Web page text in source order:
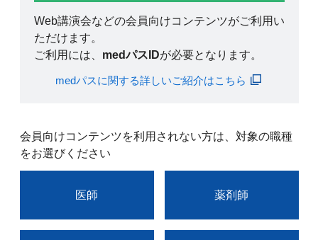
Web講演会などの会員向けコンテンツがご利用い
ただけます。
ご利用には、 medパスIDが必要となります。
medパスに関する詳しいご紹介はこちら
会員向けコンテンツを利用されない方は、対象の職種
をお選びください
医師 薬剤師